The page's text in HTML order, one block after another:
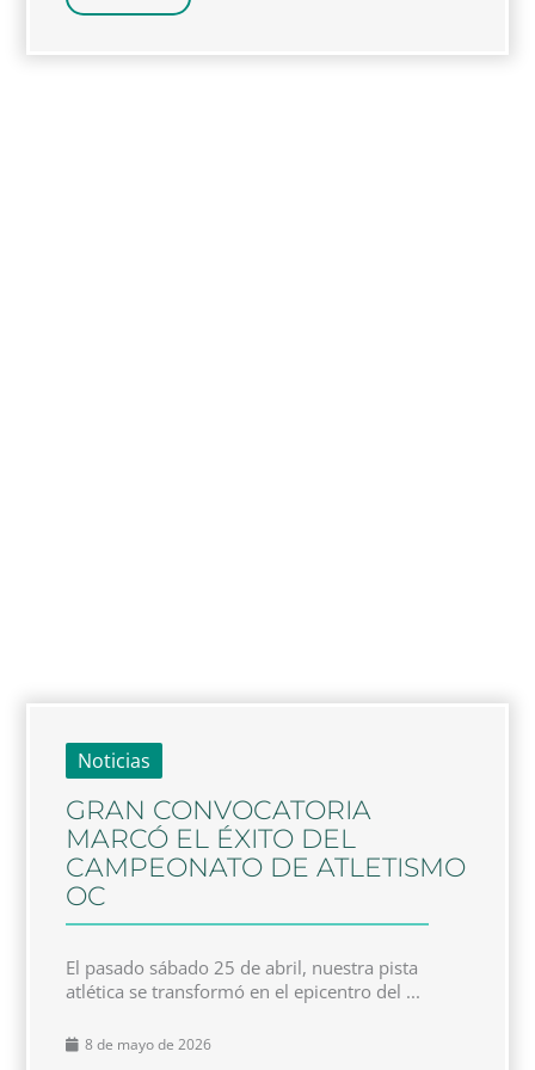
Noticias
GRAN CONVOCATORIA
MARCÓ EL ÉXITO DEL
CAMPEONATO DE ATLETISMO
OC
El pasado sábado 25 de abril, nuestra pista
atlética se transformó en el epicentro del ...
8 de mayo de 2026